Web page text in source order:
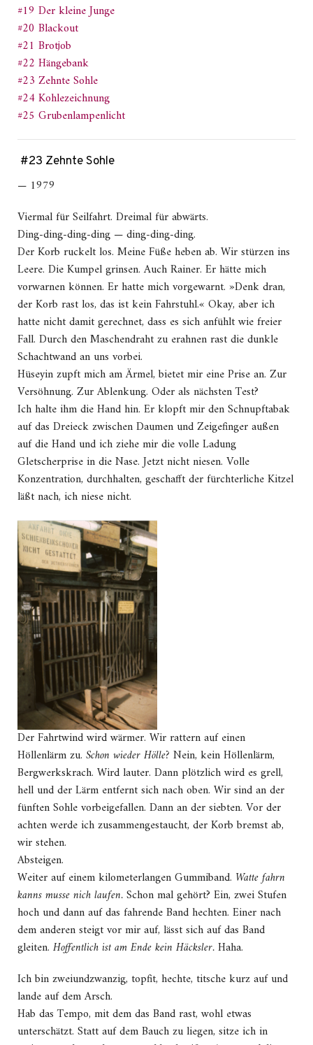
#19 Der kleine Junge
#20 Blackout
#21 Brotjob
#22 Hängebank
#23 Zehnte Sohle
#24 Kohlezeichnung
#25 Grubenlampenlicht
#23 Zehnte Sohle
— 1979
Viermal für Seilfahrt. Dreimal für abwärts.
Ding-ding-ding-ding — ding-ding-ding.
Der Korb ruckelt los. Meine Füße heben ab. Wir stürzen ins
Leere. Die Kumpel grinsen. Auch Rainer. Er hätte mich
vorwarnen können. Er hatte mich vorgewarnt. »Denk dran,
der Korb rast los, das ist kein Fahrstuhl.« Okay, aber ich
hatte nicht damit gerechnet, dass es sich anfühlt wie freier
Fall. Durch den Maschendraht zu erahnen rast die dunkle
Schachtwand an uns vorbei.
Hüseyin zupft mich am Ärmel, bietet mir eine Prise an. Zur
Versöhnung. Zur Ablenkung. Oder als nächsten Test?
Ich halte ihm die Hand hin. Er klopft mir den Schnupftabak
auf das Dreieck zwischen Daumen und Zeigefinger außen
auf die Hand und ich ziehe mir die volle Ladung
Gletscherprise in die Nase. Jetzt nicht niesen. Volle
Konzentration, durchhalten, geschafft der fürchterliche Kitzel
läßt nach, ich niese nicht.
Der Fahrtwind wird wärmer. Wir rattern auf einen
Höllenlärm zu. Schon wieder Hölle? Nein, kein Höllenlärm,
Bergwerkskrach. Wird lauter. Dann plötzlich wird es grell,
hell und der Lärm entfernt sich nach oben. Wir sind an der
fünften Sohle vorbeigefallen. Dann an der siebten. Vor der
achten werde ich zusammengestaucht, der Korb bremst ab,
wir stehen.
Absteigen.
Weiter auf einem kilometerlangen Gummiband. Watte fahrn
kanns musse nich laufen.Schon mal gehört? Ein, zwei Stufen
hoch und dann auf das fahrende Band hechten. Einer nach
dem anderen steigt vor mir auf, lässt sich auf das Band
gleiten. Hoffentlich ist am Ende kein Häcksler.Haha.
Ich bin zweiundzwanzig, topfit, hechte, titsche kurz auf und
lande auf dem Arsch.
Hab das Tempo, mit dem das Band rast, wohl etwas
unterschätzt. Statt auf dem Bauch zu liegen, sitze ich in